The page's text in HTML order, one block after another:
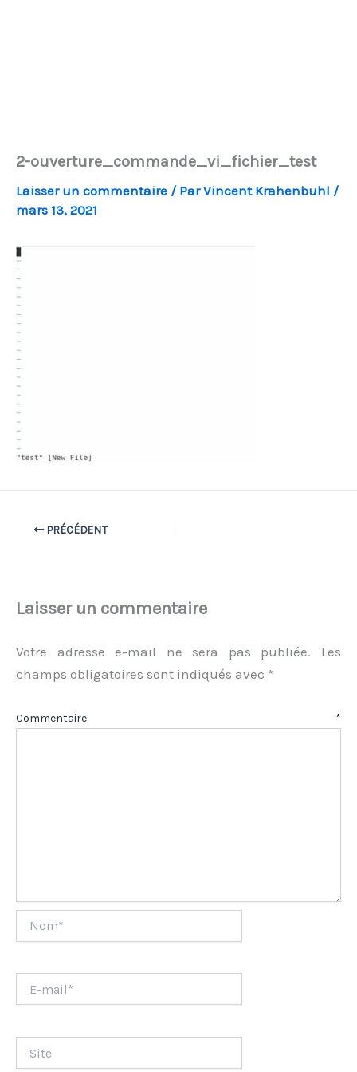
2-ouverture_commande_vi_fichier_test
Laisser un commentaire / ParVincent Krahenbuhl /
mars 13, 2021
PRÉCÉDENT
Laisser un commentaire
Votre adresse e-mail ne sera pas publiée.
Les
champs obligatoires sont indiqués avec *
Commentaire *
mail*